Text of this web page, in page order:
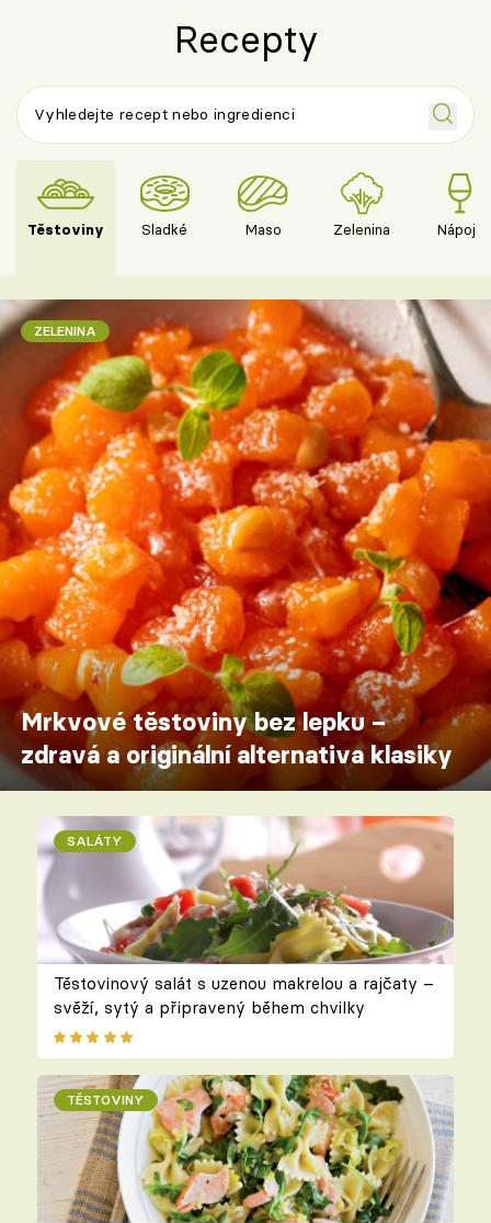
Recepty
Těstoviny Sladké Maso Zelenina Nápoje
ZELENINA
Mrkvové těstoviny bez lepku –
zdravá a originální alternativa klasiky
SALÁTY
Těstovinový salát s uzenou makrelou a rajčaty –
svěží, sytý a připravený během chvilky
TĚSTOVINY